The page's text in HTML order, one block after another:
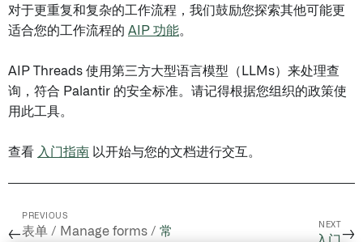
对于更重复和复杂的工作流程，我们鼓励您探索其他可能更
适合您的工作流程的 AIP 功能。
AIP Threads 使用第三方大型语言模型（LLMs）来处理查
询，符合 Palantir 的安全标准。请记得根据您组织的政策使
用此工具。
查看 入门指南 以开始与您的文档进行交互。
←
PREVIOUS
表单 / Manage forms / 常 NEXT
→